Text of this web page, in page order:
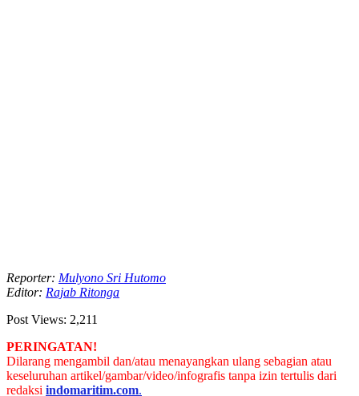
Reporter: Mulyono Sri Hutomo
Editor: Rajab Ritonga
Post Views: 2,211
PERINGATAN!
Dilarang mengambil dan/atau menayangkan ulang sebagian atau
keseluruhan artikel/gambar/video/infografis tanpa izin tertulis dari
redaksi indomaritim.com.